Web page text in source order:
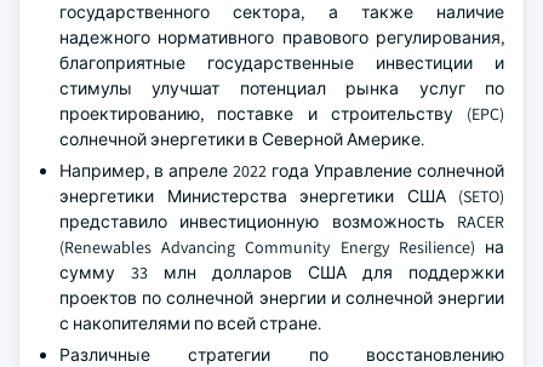
государственного сектора, а также наличие
надежного нормативного правового регулирования,
благоприятные государственные инвестиции и
стимулы улучшат потенциал рынка услуг по
проектированию, поставке и строительству (EPC)
солнечной энергетики в Северной Америке.
Например, в апреле 2022 года Управление солнечной
энергетики Министерства энергетики США (SETO)
представило инвестиционную возможность RACER
(Renewables Advancing Community Energy Resilience) на
сумму 33 млн долларов США для поддержки
проектов по солнечной энергии и солнечной энергии
с накопителями по всей стране.
Различные стратегии по восстановлению